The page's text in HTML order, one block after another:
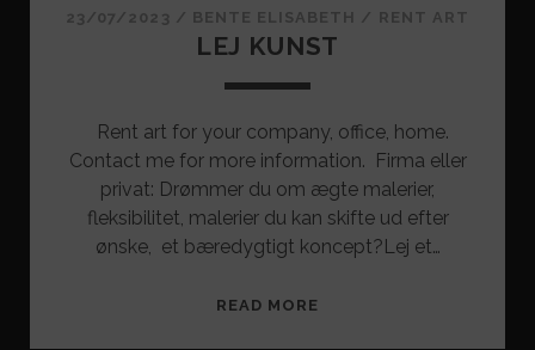
23/07/2023 / BENTE ELISABETH / RENT ART
LEJ KUNST
Rent art for your company, office, home.
Contact me for more information. Firma eller
privat: Drømmer du om ægte malerier,
fleksibilitet, malerier du kan skifte ud efter
ønske, et bæredygtigt koncept?Lej et…
READ MORE